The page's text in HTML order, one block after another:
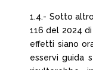
1.4.- Sotto
116 del 2024
effetti siano
esservi guida